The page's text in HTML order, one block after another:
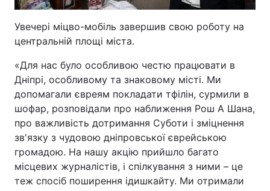
Увечері міцво-мобіль завершив свою роботу на
центральній площі міста.
«Для нас було особливою честю працювати в
Дніпрі, особливому та знаковому місті. Ми
допомагали євреям покладати тфілін, сурмили в
шофар, розповідали про наближення Рош А Шана,
про важливість дотримання Суботи і зміцнення
зв'язку з чудовою дніпровської єврейською
громадою. На нашу акцію прийшло багато
місцевих журналістів, і спілкування з ними – це
теж спосіб поширення ідишкайту. Ми отримали